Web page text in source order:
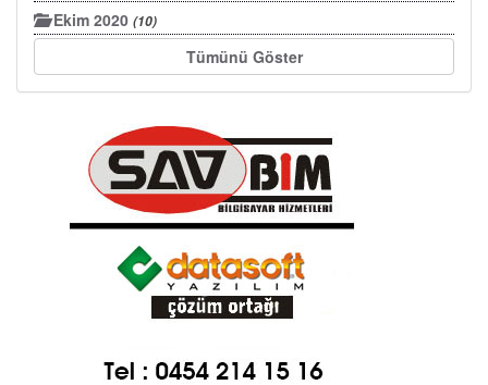
Ekim 2020 (10)
Tümünü Göster